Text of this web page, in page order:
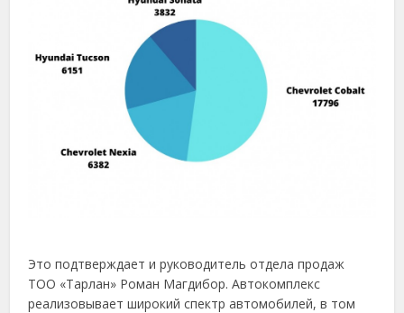
Это подтверждает и руководитель отдела продаж
ТОО «Тарлан» Роман Магдибор. Автокомплекс
реализовывает широкий спектр автомобилей, в том